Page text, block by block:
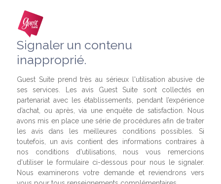
Signaler un contenu
inapproprié.
Guest Suite prend très au sérieux l'utilisation abusive de
ses services. Les avis Guest Suite sont collectés en
partenariat avec les établissements, pendant l’expérience
d’achat, ou après, via une enquête de satisfaction. Nous
avons mis en place une série de procédures afin de traiter
les avis dans les meilleures conditions possibles. Si
toutefois, un avis contient des informations contraires à
nos conditions d'utilisations, nous vous remercions
d'utiliser le formulaire ci-dessous pour nous le signaler.
Nous examinerons votre demande et reviendrons vers